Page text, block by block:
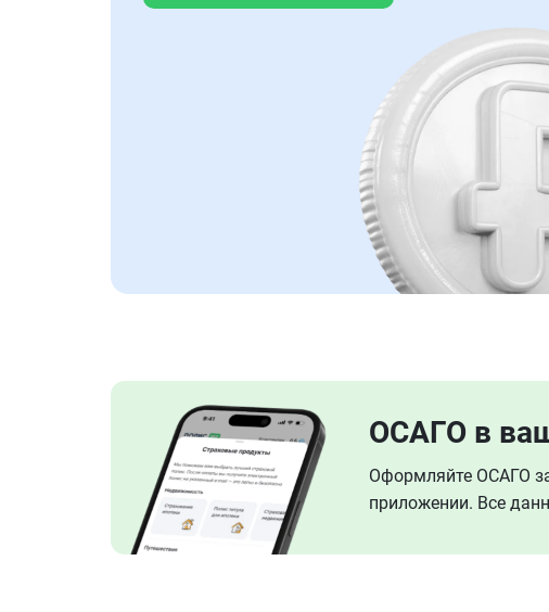
ОСАГО в
Оформляйте ОСАГО
приложении. Все